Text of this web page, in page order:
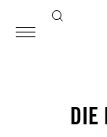
DIE